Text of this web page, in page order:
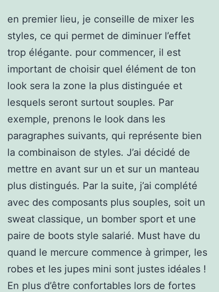
en premier lieu, je conseille de mixer les
styles, ce qui permet de diminuer l’effet
trop élégante. pour commencer, il est
important de choisir quel élément de ton
look sera la zone la plus distinguée et
lesquels seront surtout souples. Par
exemple, prenons le look dans les
paragraphes suivants, qui représente bien
la combinaison de styles. J’ai décidé de
mettre en avant sur un et sur un manteau
plus distingués. Par la suite, j’ai complété
avec des composants plus souples, soit un
sweat classique, un bomber sport et une
paire de boots style salarié. Must have du
quand le mercure commence à grimper, les
robes et les jupes mini sont justes idéales !
En plus d’être confortables lors de fortes